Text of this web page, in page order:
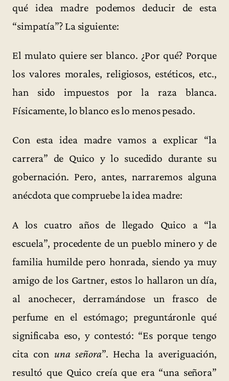
qué idea madre podemos deducir de esta
“simpatía”? La siguiente:
El mulato quiere ser blanco. ¿Por qué? Porque
los valores morales, religiosos, estéticos, etc.,
han sido impuestos por la raza blanca.
Físicamente, lo blanco es lo menos pesado.
Con esta idea madre vamos a explicar “la
carrera” de Quico y lo sucedido durante su
gobernación. Pero, antes, narraremos alguna
anécdota que compruebe la idea madre:
A los cuatro años de llegado Quico a “la
escuela”, procedente de un pueblo minero y de
familia humilde pero honrada, siendo ya muy
amigo de los Gartner, estos lo hallaron un día,
al anochecer, derramándose un frasco de
perfume en el estómago; preguntáronle qué
significaba eso, y contestó: “Es porque tengo
cita con una señora”. Hecha la averiguación,
resultó que Quico creía que era “una señora”